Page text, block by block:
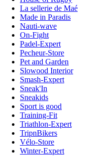
La sellerie de Maé
Made in Paradis
Nauti-wave
On-Fight
Padel-Expert
Pecheur-Store
Pet and Garden
Slowood Interior
Smash-Expert
Sneak'In
Sneakids
Sport is good
Training-Fit
Triathlon-Expert
TripnBikers
Vélo-Store
Winter-Expert